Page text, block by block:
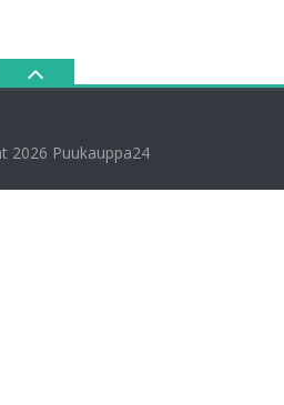
2026 Puukauppa24